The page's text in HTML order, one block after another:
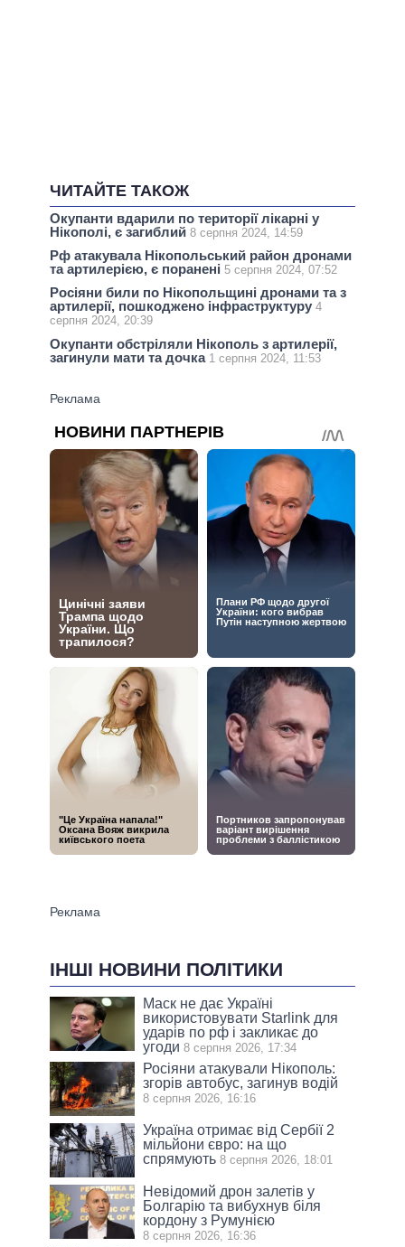
ЧИТАЙТЕ ТАКОЖ
Окупанти вдарили по території лікарні у
Нікополі, є загиблий 8 серпня 2024, 14:59
Рф атакувала Нікопольський район дронами
та артилерією, є поранені 5 серпня 2024, 07:52
Росіяни били по Нікопольщині дронами та з
артилерії, пошкоджено інфраструктуру 4
серпня 2024, 20:39
Окупанти обстріляли Нікополь з артилерії,
загинули мати та дочка 1 серпня 2024, 11:53
ІНШІ НОВИНИ ПОЛІТИКИ
Маск не дає Україні
використовувати Starlink для
ударів по рф і закликає до
угоди 8 серпня 2026, 17:34
Росіяни атакували Нікополь:
згорів автобус, загинув водій
8 серпня 2026, 16:16
Україна отримає від Сербії 2
мільйони євро: на що
спрямують 8 серпня 2026, 18:01
Невідомий дрон залетів у
Болгарію та вибухнув біля
кордону з Румунією
8 серпня 2026, 16:36